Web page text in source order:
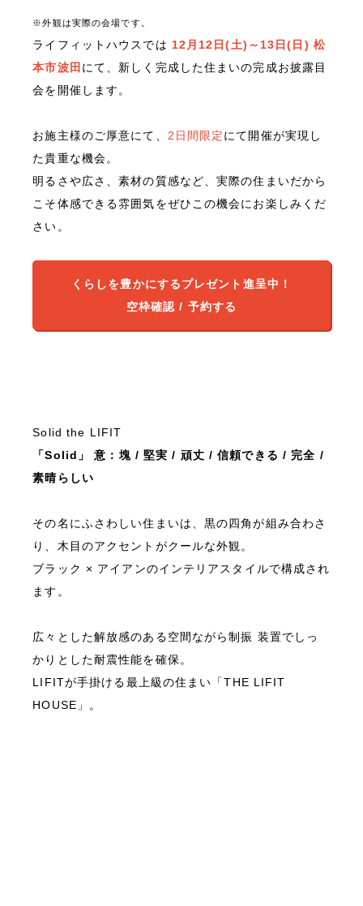
※外観は実際の会場です。
ライフィットハウスでは 12月12日(土)～13日(日) 松
本市波田 にて、新しく完成した住まいの完成お披露目
会を開催します。
お施主様のご厚意にて、 2日間限定にて開催が実現し
た貴重な機会。
明るさや広さ、素材の質感など、実際の住まいだから
こそ体感できる雰囲気をぜひこの機会にお楽しみくだ
さい。
くらしを豊かにするプレゼント進呈中！
空枠確認 / 予約する
Solid the LIFIT
「Solid」 意：塊 / 堅実 / 頑丈 / 信頼できる / 完全 /
素晴らしい
その名にふさわしい住まいは、黒の四角が組み合わさ
り、木目のアクセントがクールな外観。
ブラック × アイアンのインテリアスタイルで構成され
ます。
広々とした解放感のある空間ながら制振 装置でしっ
かりとした耐震性能を確保。
LIFITが手掛ける最上級の住まい「THE LIFIT
HOUSE」。